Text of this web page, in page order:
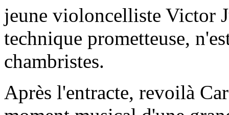
jeune violoncelliste Victor
technique prometteuse,
chambristes.
Après l'entracte, revoilà